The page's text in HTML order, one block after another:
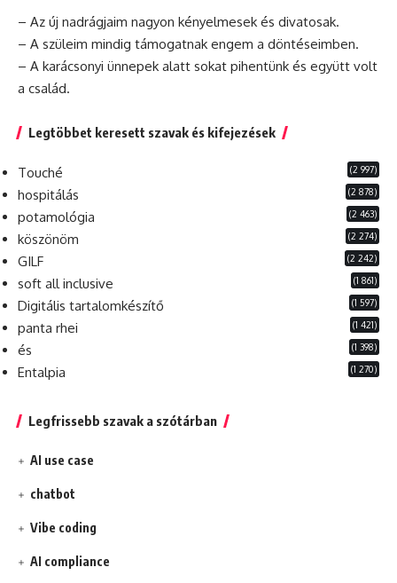
– Az új nadrágjaim nagyon kényelmesek és divatosak.
– A szüleim mindig támogatnak engem a döntéseimben.
– A karácsonyi ünnepek alatt sokat pihentünk és együtt volt
a család.
Legtöbbet keresett szavak és kifejezések
Touché (2 997)
hospitálás (2 878)
potamológia (2 463)
köszönöm (2 274)
GILF (2 242)
soft all inclusive (1 861)
Digitális tartalomkészítő (1 597)
panta rhei (1 421)
és (1 398)
Entalpia (1 270)
Legfrissebb szavak a szótárban
AI use case
chatbot
Vibe coding
AI compliance